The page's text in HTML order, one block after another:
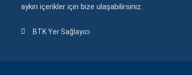
aykırı içerikler için bize ulaşabilirsiniz.
BTK Yer Sağlayıcı